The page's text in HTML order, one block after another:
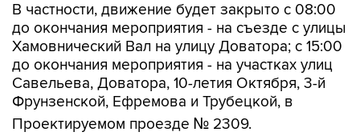
В частности, движение будет закрыто с 08:00
до окончания мероприятия - на съезде с улицы
Хамовнический Вал на улицу Доватора; с 15:00
до окончания мероприятия - на участках улиц
Савельева, Доватора, 10-летия Октября, 3-й
Фрунзенской, Ефремова и Трубецкой, в
Проектируемом проезде № 2309.